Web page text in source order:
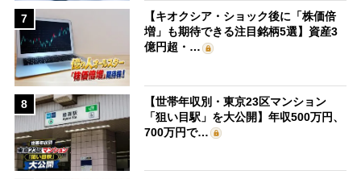
7
【キオクシア・ショック後に「株価倍
増」も期待できる注目銘柄5選】資産3
億円超・…
8
【世帯年収別・東京23区マンション
「狙い目駅」を大公開】年収500万円、
700万円で…